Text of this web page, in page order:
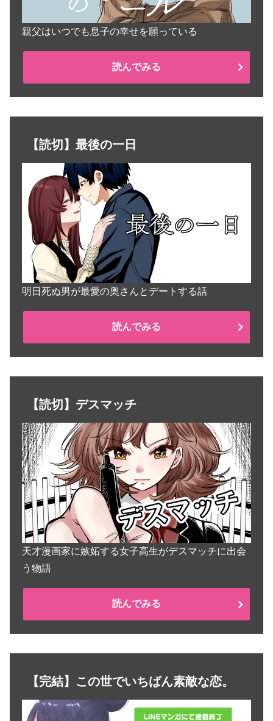
親父はいつでも息子の幸せを願っている
読んでみる
【読切】最後の一日
明日死ぬ男が最愛の奥さんとデートする話
読んでみる
【読切】デスマッチ
天才漫画家に嫉妬する女子高生がデスマッチに出会
う物語
読んでみる
【完結】この世でいちばん素敵な恋。